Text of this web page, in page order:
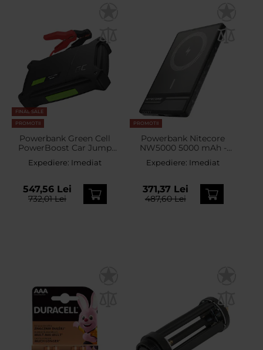
FINAL SALE
PROMOTII
Powerbank Green Cell
PowerBoost Car Jump
Starter 16000 mAh cu
funcția de redresor
Expediere: Imediat
547,56 Lei
732,01 Lei
PROMOTII
Powerbank Nitecore
NW5000 5000 mAh -
Expediere: Imediat
371,37 Lei
487,60 Lei